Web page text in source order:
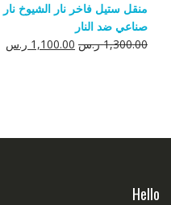
هو:
550.00 ر.س.
هو:
منقل ستيل فاخر نار الشيوخ
صناعي ضد النار
1,300.00 ر.س السعر
1,100.00 ر.س
Hello